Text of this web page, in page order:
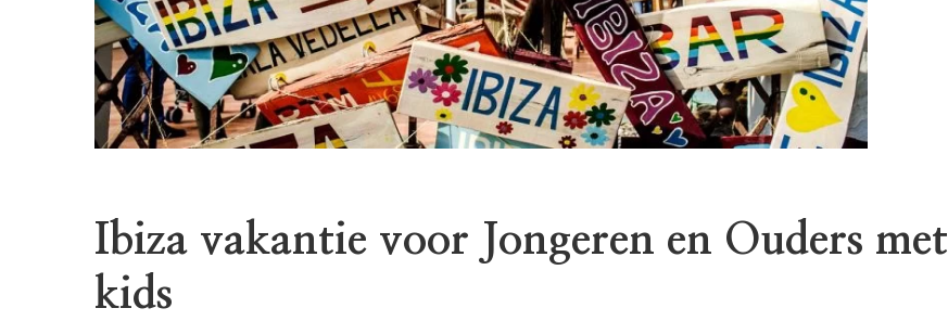
Ibiza vakantie voor Jongeren en Ouders met
kids